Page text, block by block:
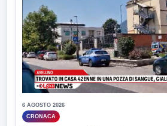
6 AGOSTO 2026
CRONACA